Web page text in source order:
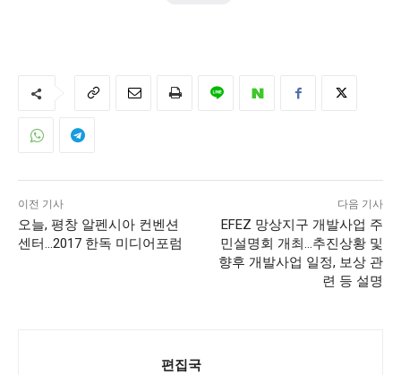
이전 기사
오늘, 평창 알펜시아 컨벤션
센터…2017 한독 미디어포럼
다음 기사
EFEZ 망상지구 개발사업 주
민설명회 개최…추진상황 및
향후 개발사업 일정, 보상 관
련 등 설명
편집국